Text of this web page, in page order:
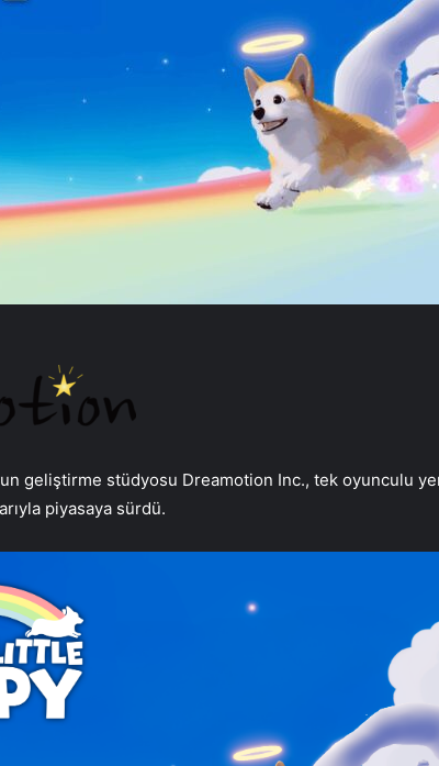
geliştirme stüdyosu Dreamotion Inc., tek oyunculu
piyasaya sürdü.